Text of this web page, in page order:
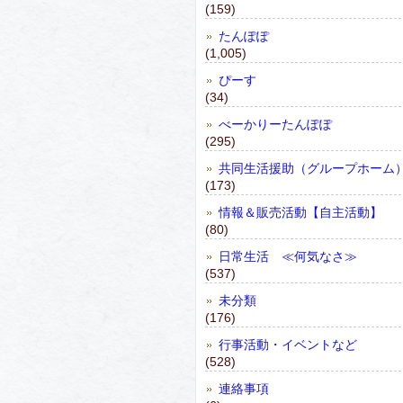
(159)
たんぽぽ
(1,005)
ぴーす
(34)
べーかりーたんぽぽ
(295)
共同生活援助（グループホーム
(173)
情報＆販売活動【自主活動】
(80)
日常生活 ≪何気なさ≫
(537)
未分類
(176)
行事活動・イベントなど
(528)
連絡事項